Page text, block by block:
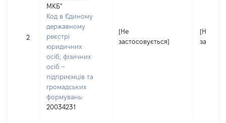
2
МКБ"
Код в Єдиному
державному
реєстрі
юридичних
осіб, фізичних
осіб –
підприємців та
громадських
формувань:
20034231
[Не
застосовується]
[Не